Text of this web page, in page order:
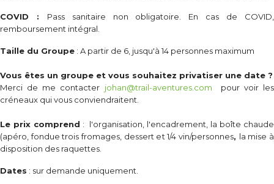
COVID : Pass sanitaire non obligatoire. En cas de COVID,
remboursement intégral.
Taille du Groupe : A partir de 6, jusqu'à 14 personnes maximum
Vous êtes un groupe et vous souhaitez privatiser une date ?
Merci de me contacter johan@trail-aventures.com pour voir les
créneaux qui vous conviendraitent.
Le prix comprend : l'organisation, l'encadrement, la boîte chaude
(apéro, fondue trois fromages, dessert et 1/4 vin/personnes, la mise à
disposition des raquettes.
Dates : sur demande uniquement.